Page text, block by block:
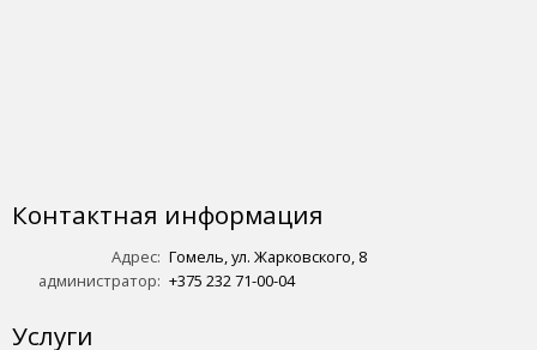
Контактная информация
Адрес: Гомель, ул. Жарковского, 8
администратор: +375 232 71-00-04
Услуги